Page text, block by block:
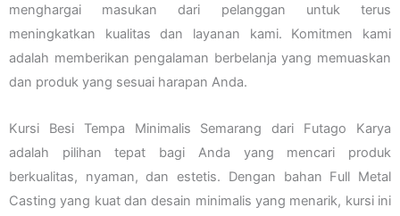
menghargai masukan dari pelanggan untuk terus
meningkatkan kualitas dan layanan kami. Komitmen kami
adalah memberikan pengalaman berbelanja yang memuaskan
dan produk yang sesuai harapan Anda.
Kursi Besi Tempa Minimalis Semarang dari Futago Karya
adalah pilihan tepat bagi Anda yang mencari produk
berkualitas, nyaman, dan estetis. Dengan bahan Full Metal
Casting yang kuat dan desain minimalis yang menarik, kursi ini